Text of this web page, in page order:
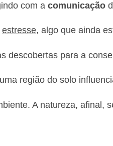
com a comunicação
estresse, algo que ainda
descobertas para a
região do solo
A natureza, afinal,